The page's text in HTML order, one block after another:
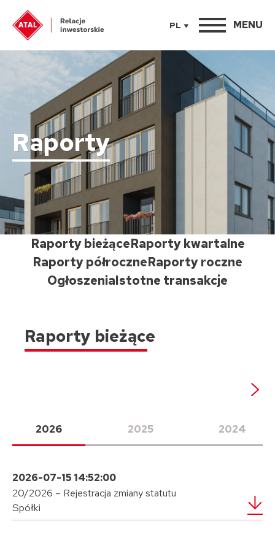
PL MENU
Raporty
Raporty bieżąceRaporty kwartalne
Raporty półroczneRaporty roczne
OgłoszeniaIstotne transakcje
Raporty bieżące
2026 2025 2024
2026-07-15 14:52:00
20/2026 – Rejestracja zmiany statutu
Spółki